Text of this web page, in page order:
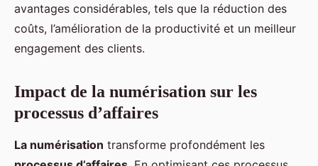
avantages considérables, tels que la réduction des
coûts, l’amélioration de la productivité et un meilleur
engagement des clients.
Impact de la numérisation sur les
processus d’affaires
La numérisation transforme profondément les